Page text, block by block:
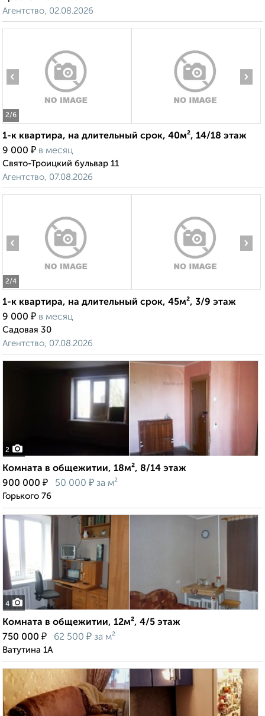
Агентство, 02.08.2026
2/6
‹ ›
1-к квартира, на длительный срок, 40м², 14/18 этаж
9 000 ₽ в месяц
Свято-Троицкий бульвар 11
Агентство, 07.08.2026
2/4
‹ ›
1-к квартира, на длительный срок, 45м², 3/9 этаж
9 000 ₽ в месяц
Садовая 30
Агентство, 07.08.2026
2
Комната в общежитии, 18м², 8/14 этаж
900 000 ₽ 50 000 ₽ за м²
Горького 76
4
Комната в общежитии, 12м², 4/5 этаж
750 000 ₽ 62 500 ₽ за м²
Ватутина 1А